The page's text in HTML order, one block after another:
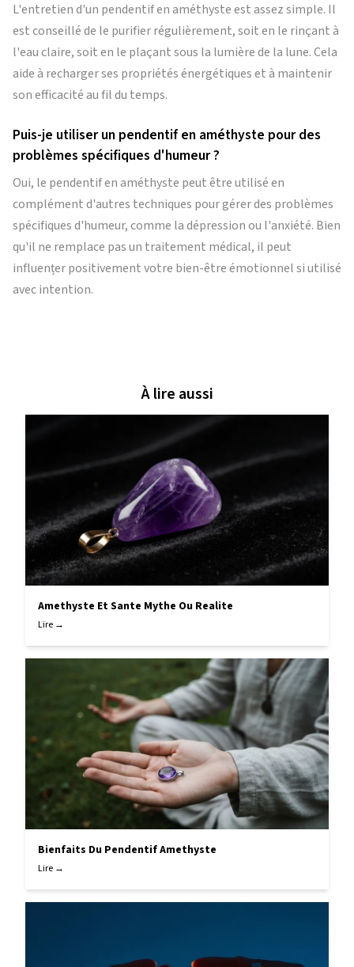
L'entretien d'un pendentif en améthyste est assez simple. Il
est conseillé de le purifier régulièrement, soit en le rinçant à
l'eau claire, soit en le plaçant sous la lumière de la lune. Cela
aide à recharger ses propriétés énergétiques et à maintenir
son efficacité au fil du temps.
Puis-je utiliser un pendentif en améthyste pour des
problèmes spécifiques d'humeur ?
Oui, le pendentif en améthyste peut être utilisé en
complément d'autres techniques pour gérer des problèmes
spécifiques d'humeur, comme la dépression ou l'anxiété. Bien
qu'il ne remplace pas un traitement médical, il peut
influențer positivement votre bien-être émotionnel si utilisé
avec intention.
À lire aussi
Amethyste Et Sante Mythe Ou Realite
Lire →
Bienfaits Du Pendentif Amethyste
Lire →